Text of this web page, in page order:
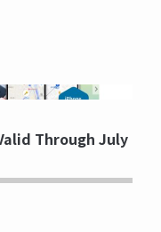
Through July